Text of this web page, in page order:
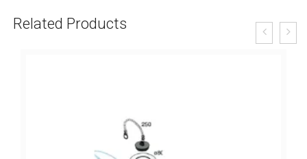
Related Products